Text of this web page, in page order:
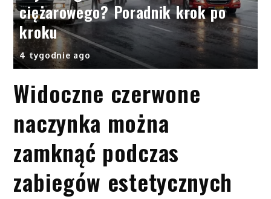
ciężarowego? Poradnik krok po
kroku
4 tygodnie ago
Widoczne czerwone
naczynka można
zamknąć podczas
zabiegów estetycznych